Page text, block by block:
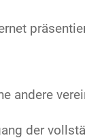
andere
der